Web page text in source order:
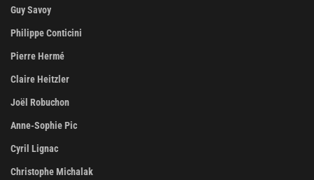
Guy Savoy
Philippe Conticini
Pierre Hermé
Claire Heitzler
Joël Robuchon
Anne-Sophie Pic
Cyril Lignac
Christophe Michalak